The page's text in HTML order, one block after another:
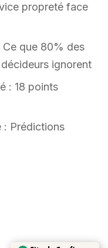
propreté face
que 80% des
ignorent
: 18 points
: Prédictions